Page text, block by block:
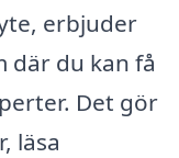
erbjuder
där du kan få
Det gör
läsa